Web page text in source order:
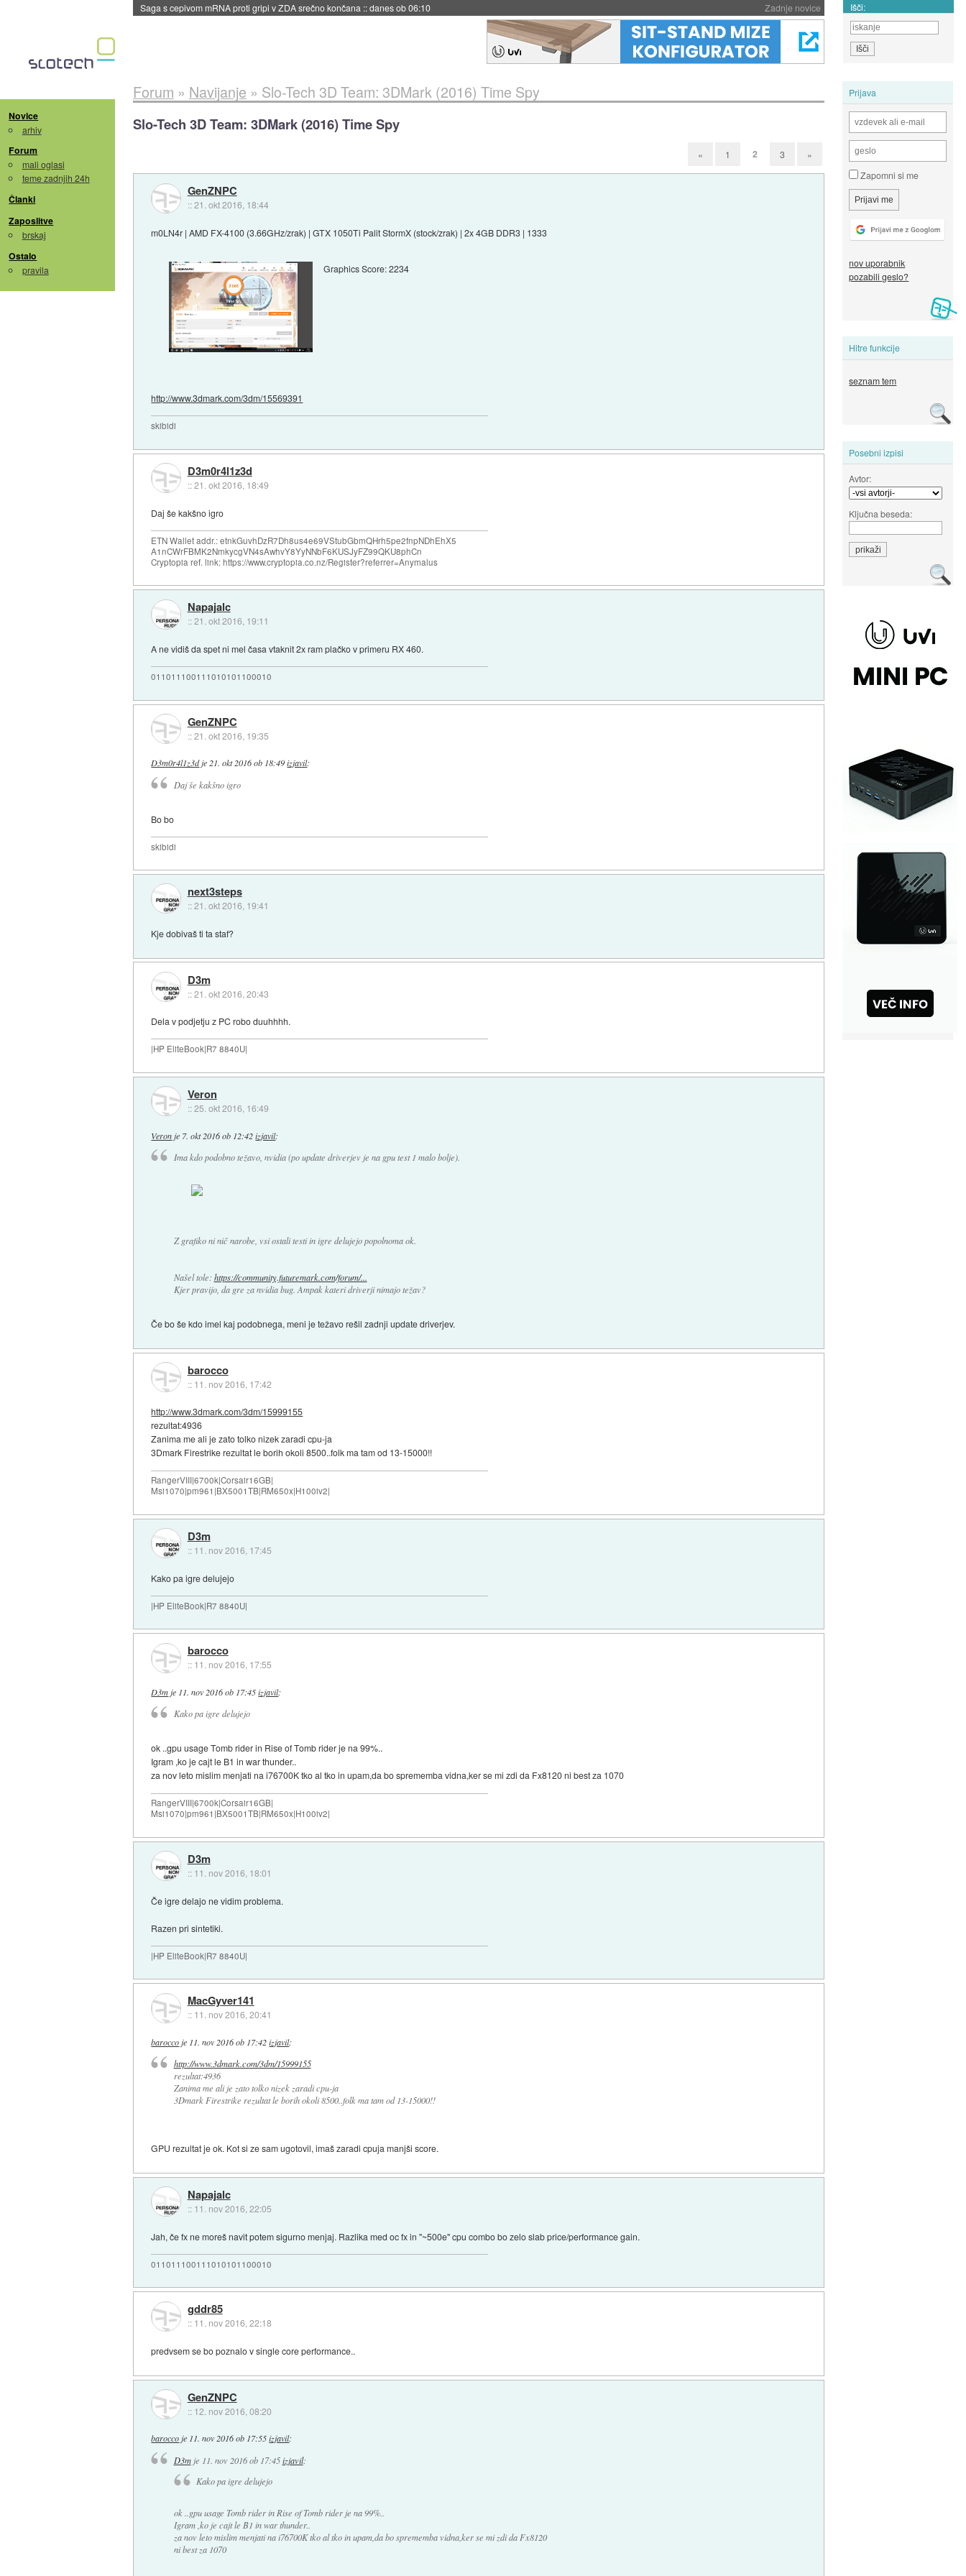
Zadnje novice
BMW v vozilih začel predvajati reklame::danes ob 06:09 Išči:
Novice
arhiv
Forum
mali oglasi
teme zadnjih 24h
Članki
Zaposlitve
brskaj
Ostalo
pravila
Prijava
Zapomni si me
nov uporabnik
pozabili geslo?
Hitre funkcije
seznam tem
Posebni izpisi
Avtor:
Ključna beseda:
Forum » Navijanje » Slo-Tech 3D Team: 3DMark (2016) Time Spy
Slo-Tech 3D Team: 3DMark (2016) Time Spy
« 1 2 3 »
GenZNPC
::21. okt 2016, 18:44
m0LN4r | AMD FX-4100 (3.66GHz/zrak) | GTX 1050Ti Palit StormX (stock/zrak) | 2x 4GB DDR3 | 1333
Graphics Score: 2234
http://www.3dmark.com/3dm/15569391
skibidi
D3m0r4l1z3d
::21. okt 2016, 18:49
Daj še kakšno igro
ETN Wallet addr.: etnkGuvhDzR7Dh8us4e69VStubGbmQHrh5pe2fnpNDhEhX5
A1nCWrFBMK2NmkycgVN4sAwhvY8YyNNbF6KUSJyFZ99QKU8phCn
Cryptopia ref. link: https://www.cryptopia.co.nz/Register?referrer=Anymalus
Napajalc
::21. okt 2016, 19:11
A ne vidiš da spet ni mel časa vtaknit 2x ram plačko v primeru RX 460.
011011100111010101100010
GenZNPC
::21. okt 2016, 19:35
D3m0r4l1z3dje21. okt 2016 ob 18:49 izjavil:
Daj še kakšno igro
Bo bo
skibidi
next3steps
::21. okt 2016, 19:41
Kje dobivaš ti ta staf?
D3m
::21. okt 2016, 20:43
Dela v podjetju z PC robo duuhhhh.
|HP EliteBook|R7 8840U|
Veron
::25. okt 2016, 16:49
Veron je 7. okt 2016 ob 12:42 izjavil:
Ima kdo podobno težavo, nvidia (po update driverjev je na gpu test 1 malo bolje).
Z grafiko ni nič narobe, vsi ostali testi in igre delujejo popolnoma ok.
Našel tole: https://community.futuremark.com/forum/...
Kjer pravijo, da gre za nvidia bug. Ampak kateri driverji nimajo težav?
Če bo še kdo imel kaj podobnega, meni je težavo rešil zadnji update driverjev.
barocco
:: 11. nov 2016, 17:42
http://www.3dmark.com/3dm/15999155
rezultat:4936
Zanima me ali je zato tolko nizek zaradi cpu-ja
3Dmark Firestrike rezultat le borih okoli 8500..folk ma tam od 13-15000!!
RangerVIII|6700k|Corsair16GB|
Msi1070|pm961|BX5001TB|RM650x|H100iv2|
D3m
:: 11. nov 2016, 17:45
Kako pa igre delujejo
|HP EliteBook|R7 8840U|
barocco
:: 11. nov 2016, 17:55
D3m je 11. nov 2016 ob 17:45 izjavil:
Kako pa igre delujejo
ok ..gpu usage Tomb rider in Rise of Tomb rider je na 99%..
Igram ,ko je cajt le B1 in war thunder..
za nov leto mislim menjati na i76700K tko al tko in upam,da bo sprememba vidna,ker se mi zdi da Fx8120 ni best za 1070
RangerVIII|6700k|Corsair16GB|
Msi1070|pm961|BX5001TB|RM650x|H100iv2|
D3m
:: 11. nov 2016, 18:01
Če igre delajo ne vidim problema.
Razen pri sintetiki.
|HP EliteBook|R7 8840U|
MacGyver141
:: 11. nov 2016, 20:41
barocco je 11. nov 2016 ob 17:42 izjavil:
http://www.3dmark.com/3dm/15999155
rezultat:4936
Zanima me ali je zato tolko nizek zaradi cpu-ja
3Dmark Firestrike rezultat le borih okoli 8500..folk ma tam od 13-15000!!
GPU rezultat je ok. Kot si ze sam ugotovil, imaš zaradi cpuja manjši score.
Napajalc
:: 11. nov 2016, 22:05
Jah, če fx ne moreš navit potem sigurno menjaj. Razlika med oc fx in "~500e" cpu combo bo zelo slab price/performance gain.
011011100111010101100010
gddr85
:: 11. nov 2016, 22:18
predvsem se bo poznalo v single core performance..
GenZNPC
:: 12. nov 2016, 08:20
baroccoje 11. nov 2016 ob 17:55 izjavil:
D3mje 11. nov 2016 ob 17:45 izjavil:
Kako pa igre delujejo
ok ..gpu usage Tomb rider in Rise of Tomb rider je na 99%..
Igram ,ko je cajt le B1 in war thunder..
za nov leto mislim menjati na i76700K tko al tko in upam,da bo sprememba vidna,ker se mi zdi da Fx8120
ni best za 1070